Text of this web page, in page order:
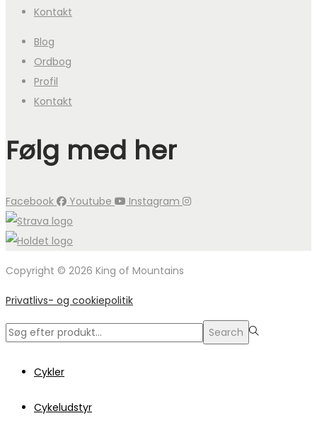
Kontakt
Blog
Ordbog
Profil
Kontakt
Følg med her
Facebook Youtube Instagram
Copyright © 2026 King of Mountains
Privatlivs- og cookiepolitik
Search
Search
Cykler
Cykeludstyr